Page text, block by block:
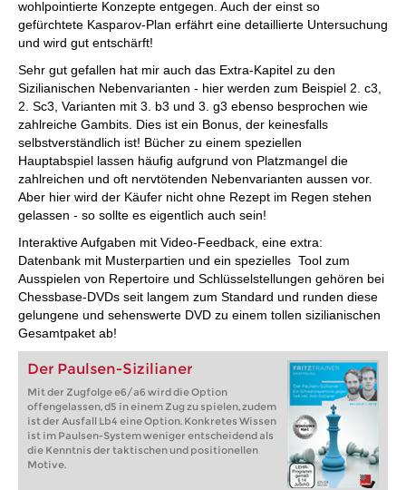
wohlpointierte Konzepte entgegen. Auch der einst so
gefürchtete Kasparov-Plan erfährt eine detaillierte Untersuchung
und wird gut entschärft!
Sehr gut gefallen hat mir auch das Extra-Kapitel zu den
Sizilianischen Nebenvarianten - hier werden zum Beispiel 2. c3,
2. Sc3, Varianten mit 3. b3 und 3. g3 ebenso besprochen wie
zahlreiche Gambits. Dies ist ein Bonus, der keinesfalls
selbstverständlich ist! Bücher zu einem speziellen
Hauptabspiel lassen häufig aufgrund von Platzmangel die
zahlreichen und oft nervtötenden Nebenvarianten aussen vor.
Aber hier wird der Käufer nicht ohne Rezept im Regen stehen
gelassen - so sollte es eigentlich auch sein!
Interaktive Aufgaben mit Video-Feedback, eine extra:
Datenbank mit Musterpartien und ein spezielles Tool zum
Ausspielen von Repertoire und Schlüsselstellungen gehören bei
Chessbase-DVDs seit langem zum Standard und runden diese
gelungene und sehenswerte DVD zu einem tollen sizilianischen
Gesamtpaket ab!
Der Paulsen-Sizilianer
Mit der Zugfolge e6/a6 wird die Option
offengelassen, d5 in einem Zug zu spielen, zudem
ist der Ausfall Lb4 eine Option. Konkretes Wissen
ist im Paulsen-System weniger entscheidend als
die Kenntnis der taktischen und positionellen
Motive.